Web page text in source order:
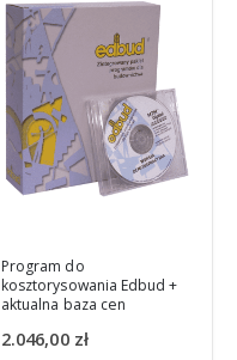
Program do
kosztorysowania Edbud +
aktualna baza cen
2.046,00 zł